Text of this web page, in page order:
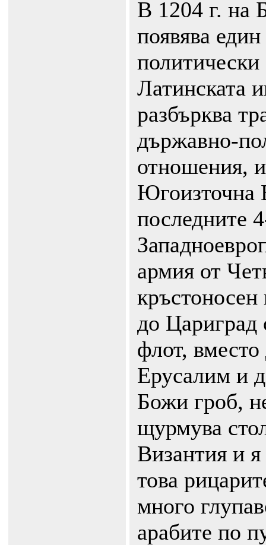
В 1204 г. на
появява
Латинската
разбърква
държавно-
отношения,
Югоизточна
последните
армия от
кръстоносен
до Цариград
флот,
Ерусалим и
Божи гроб,
щурмува
Византия и
това
много
арабите по